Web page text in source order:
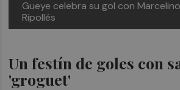
Gueye celebra su gol con
Ripollés
Un festín de goles con
'groguet'